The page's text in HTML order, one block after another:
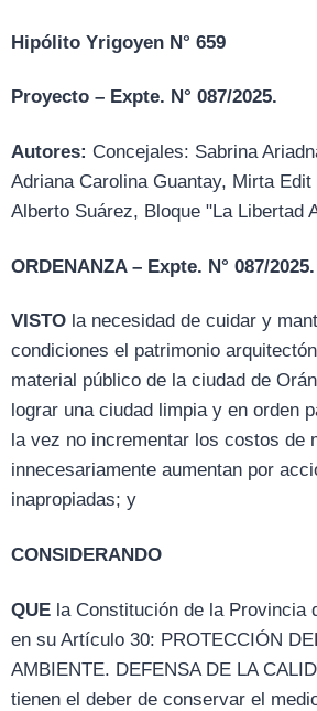
Hipólito Yrigoyen N° 659
Proyecto – Expte. N° 087/2025.
Autores: Concejales: Sabrina
Adriana Carolina Guantay, Mirta
Alberto Suárez, Bloque "La Libertad
ORDENANZA – Expte. N° 087/2025.
VISTO la necesidad de cuidar y
condiciones el patrimonio
material público de la ciudad de
lograr una ciudad limpia y en orden
la vez no incrementar los costos de
innecesariamente aumentan por
inapropiadas; y
CONSIDERANDO
QUE la Constitución de la Provincia
en su Artículo 30: PROTECCIÓN
AMBIENTE. DEFENSA DE LA
tienen el deber de conservar el